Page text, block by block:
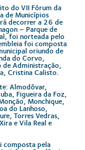
do VII Fórum da
de Municípios
decorrer a 26 de
– Parque de
foi norteada pelo
foi composta
oriundo de
do Corvo,
de Administração,
Cristina Calisto.
Almodôvar,
Figueira da Foz,
Monchique,
do Lanhoso,
Torres Vedras,
e Vila Real e
composta pela